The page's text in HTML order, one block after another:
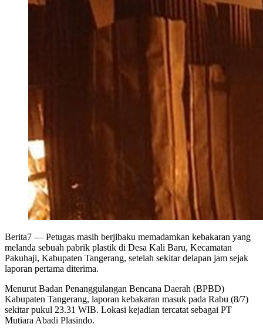
Berita7 — Petugas masih berjibaku memadamkan kebakaran yang
melanda sebuah pabrik plastik di Desa Kali Baru, Kecamatan
Pakuhaji, Kabupaten Tangerang, setelah sekitar delapan jam sejak
laporan pertama diterima.
Menurut Badan Penanggulangan Bencana Daerah (BPBD)
Kabupaten Tangerang, laporan kebakaran masuk pada Rabu (8/7)
sekitar pukul 23.31 WIB. Lokasi kejadian tercatat sebagai PT
Mutiara Abadi Plasindo.